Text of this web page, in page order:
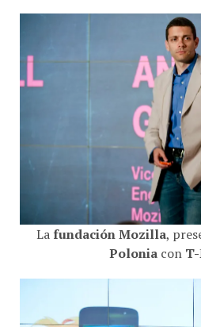
La fundación Mozilla,
Polonia con